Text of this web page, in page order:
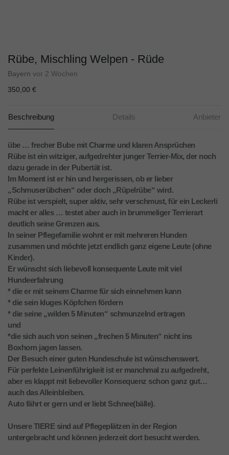
Rübe, Mischling Welpen - Rüde
Bayern vor 2 Wochen
350,00 €
Beschreibung Details Anbieter
übe … frecher Bube mit Charme und klaren Ansprüchen
Rübe ist ein witziger, aufgedrehter junger Terrier-Mix, der noch
dazu gerade in der Pubertät ist.
Im Moment ist er hin und hergerissen, ob er lieber
„Schmuserübchen“ oder doch „Rüpelrübe“ wird.
Rübe ist verspielt, super aktiv, sehr verschmust, für ein Leckerli
macht er alles … testet aber auch in brummeliger Terrierart
deutlich seine Grenzen aus.
In seiner Pflegefamilie wohnt er mit mehreren Hunden
zusammen und möchte jetzt endlich ganz eigene Leute (ohne
Kinder).
Er wünscht sich liebevoll konsequente Leute mit viel
Hundeerfahrung
* die er mit seinem Charme für sich einnehmen kann
* die sein kluges Köpfchen fördern
* die seine „wilden 5 Minuten“ schmunzelnd ertragen
und
*die sich auch von seinen „frechen 5 Minuten“ nicht ins
Boxhorn jagen lassen.
Der Besuch einer guten Hundeschule ist wünschenswert.
Für perfekte Leinenführigkeit ist er manchmal zu aufgedreht,
aber es klappt mit liebevoller Konsequenz schon ganz gut…
auch das Alleinbleiben.
Auto fährt er gern und er liebt Schnee(bälle).
Unsere TIERE sind auf Pflegeplätzen in der Region
untergebracht und können jederzeit dort besucht werden.